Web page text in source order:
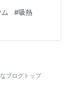
する。さら
部に固定し
取る。 スター
#吸熱
ブログトップ